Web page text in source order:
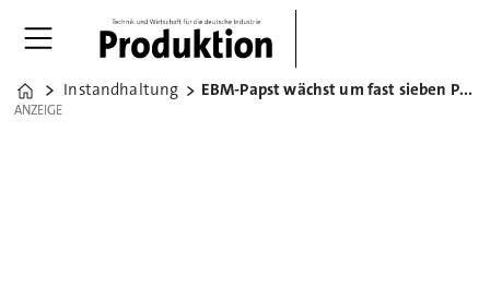
Home
Instandhaltung EBM-Papst wächst um fast sieben Prozent
ANZEIGE
ANZEIGE